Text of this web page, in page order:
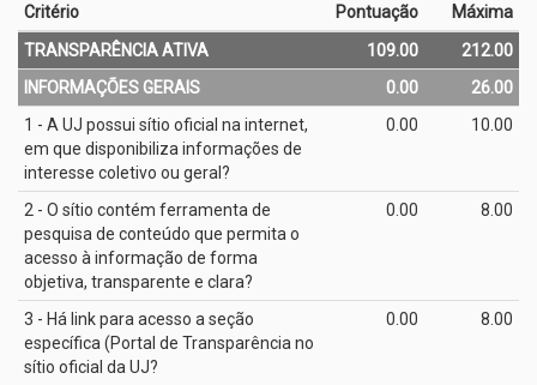
Critério Pontuação
Máxima
TRANSPARÊNCIA ATIVA
109.00
212.00
INFORMAÇÕES GERAIS
0.00
26.00
1 - A UJ possui sítio oficial na internet,
em que disponibiliza informações de
interesse coletivo ou geral?
0.00 10.00
2 - O sítio contém ferramenta de
pesquisa de conteúdo que permita o
acesso à informação de forma
objetiva, transparente e clara?
0.00 8.00
3 - Há link para acesso a seção
específica (Portal de Transparência no
sítio oficial da UJ?
0.00 8.00